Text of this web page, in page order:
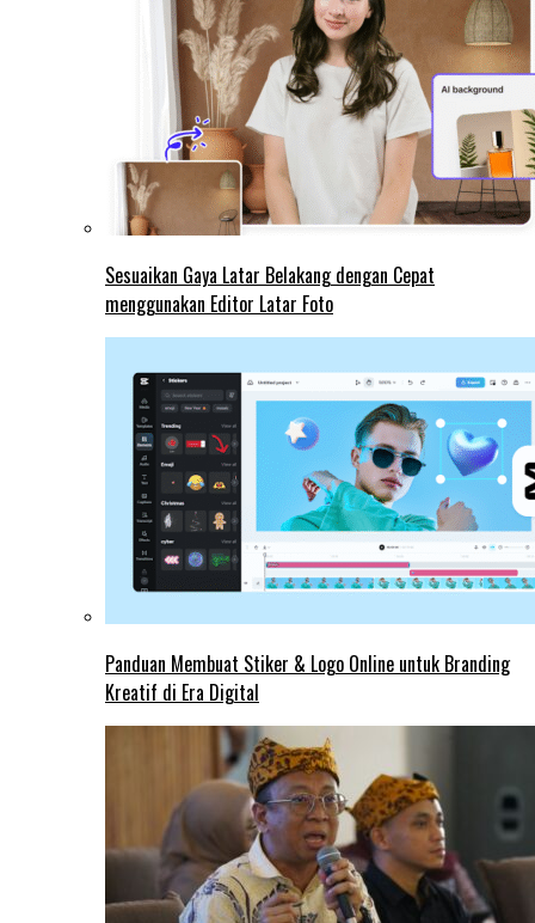
Sesuaikan Gaya Latar Belakang dengan Cepat
menggunakan Editor Latar Foto
Panduan Membuat Stiker & Logo Online untuk Branding
Kreatif di Era Digital